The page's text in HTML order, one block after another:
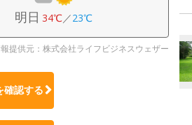
明日 34℃／23℃
提供元：株式会社ライフビジネスウェザー
確認する